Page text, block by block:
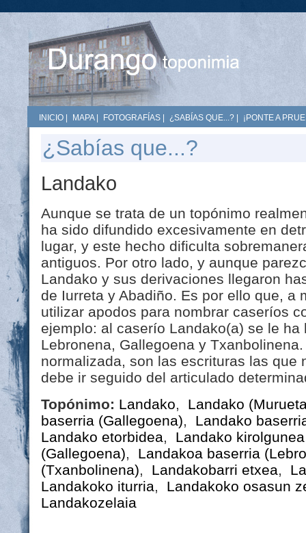
INICIO MAPA| FOTOGRAFÍAS ¿SABÍAS QUE...? ¡PONTE A
¿Sabías que...?
Landako
Aunque se trata de un topónimo
ha sido difundido excesivamente en
lugar, y este hecho dificulta
antiguos. Por otro lado, y aunque
Landako y sus derivaciones llegaron
de Iurreta y Abadiño. Es por ello que, a
utilizar apodos para nombrar caseríos
ejemplo: al caserío Landako(a) se le
Lebronena, Gallegoena y
normalizada, son las escrituras las que
debe ir seguido del articulado
Topónimo: Landako, Landako
baserria (Gallegoena), Landako
Landako etorbidea, Landako kirolgunea
(Gallegoena), Landakoa baserria
(Txanbolinena), Landakobarri etxea,
Landakoko iturria, Landakoko osasun
Landakozelaia